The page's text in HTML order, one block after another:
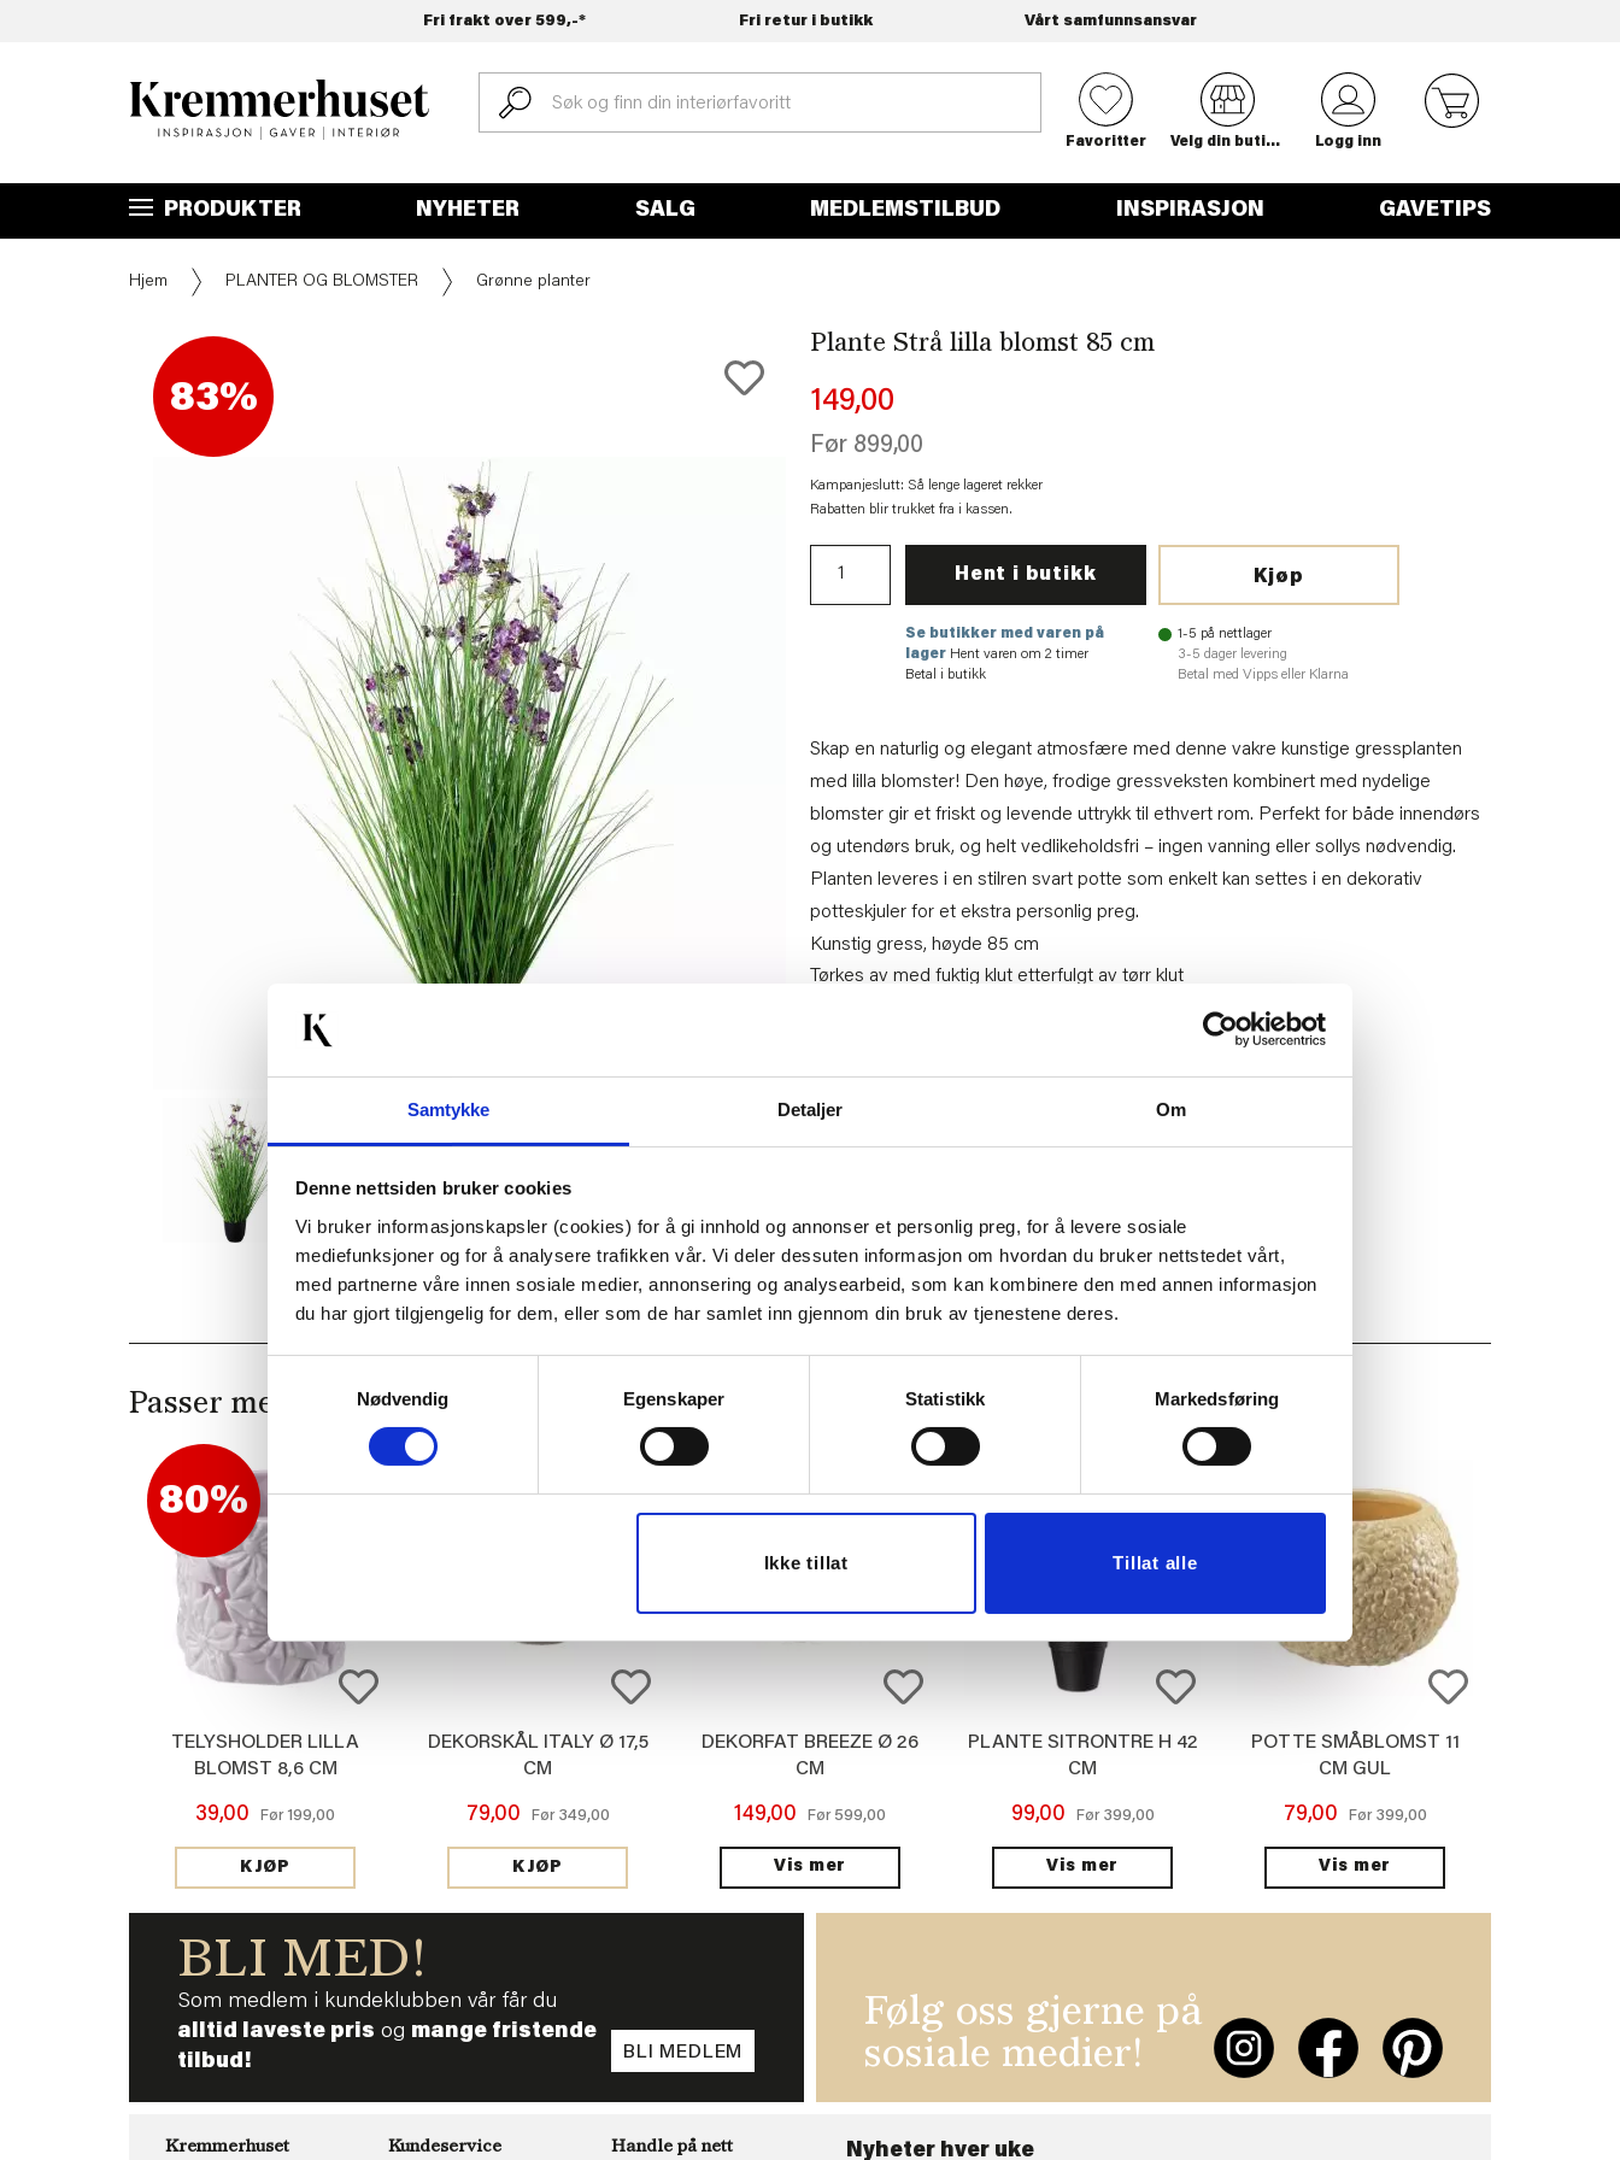
Samtykke Detaljer Om
Denne nettsiden bruker cookies
Vi bruker informasjonskapsler (cookies) for å gi innhold og annonser et personlig preg, for å levere sosiale
mediefunksjoner og for å analysere trafikken vår. Vi deler dessuten informasjon om hvordan du bruker nettstedet vårt,
med partnerne våre innen sosiale medier, annonsering og analysearbeid, som kan kombinere den med annen informasjon
du har gjort tilgjengelig for dem, eller som de har samlet inn gjennom din bruk av tjenestene deres.
Nødvendig
Egenskaper Statistikk Markedsføring
Ikke tillat Tillat alle
hovedinnhold
Fri frakt over 599,-* Fri retur i butikk Vårt samfunnsansvar
0
Favoritter Velg din butikk Logg inn
PRODUKTER NYHETER SALG MEDLEMSTILBUD INSPIRASJON GAVETIPS
Hjem PLANTER OG BLOMSTER Grønne planter
83%
Plante Strå lilla blomst 85 cm
149,00
Før 899,00
Kampanjeslutt: Så lenge lageret rekker
Rabatten blir trukket fra i kassen.
Kjøp
Hent i butikk
1-5 på nettlager
3-5 dager levering
Betal med Vipps eller Klarna
Se butikker med varen på
lagerHent varen om 2 timer
Betal i butikk
Skap en naturlig og elegant atmosfære med denne vakre kunstige gressplanten
med lilla blomster! Den høye, frodige gressveksten kombinert med nydelige
blomster gir et friskt og levende uttrykk til ethvert rom. Perfekt for både innendørs
og utendørs bruk, og helt vedlikeholdsfri – ingen vanning eller sollys nødvendig.
Planten leveres i en stilren svart potte som enkelt kan settes i en dekorativ
potteskjuler for et ekstra personlig preg.
Kunstig gress, høyde 85 cm
Tørkes av med fuktig klut etterfulgt av tørr klut
Bredde:
60 cm
Høyde:
Dybde:
Last ned bilde
Passer med
80%
TELYSHOLDER LILLA
BLOMST 8,6 CM
39,00 Før 199,00
KJØP
77%
DEKORSKÅL ITALY Ø 17,5
CM
79,00 Før 349,00
KJØP
DEKORFAT BREEZE Ø 26
CM
149,00 Før 599,00
Vis mer
PLANTE SITRONTRE H 42
CM
99,00 Før 399,00
Vis mer
POTTE SMÅBLOMST 11
CM GUL
79,00 Før 399,00
Vis mer
BLI MED!
Som medlem i kundeklubben vår får du
alltid laveste pris og mange fristende
tilbud!
BLI MEDLEM
Følg oss gjerne på
sosiale medier!
Kremmerhuset Kundeservice Handle på nett Nyheter hver uke